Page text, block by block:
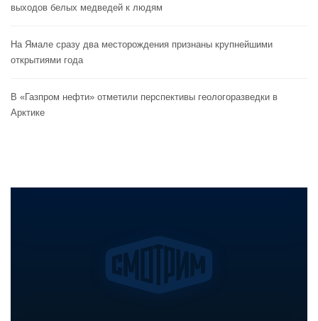
выходов белых медведей к людям
На Ямале сразу два месторождения признаны крупнейшими
открытиями года
В «Газпром нефти» отметили перспективы геологоразведки в
Арктике